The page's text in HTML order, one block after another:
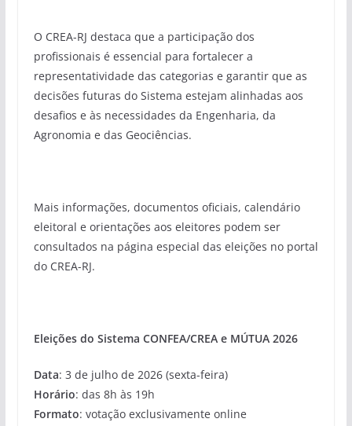
O CREA-RJ destaca que a participação dos
profissionais é essencial para fortalecer a
representatividade das categorias e garantir que as
decisões futuras do Sistema estejam alinhadas aos
desafios e às necessidades da Engenharia, da
Agronomia e das Geociências.
Mais informações, documentos oficiais, calendário
eleitoral e orientações aos eleitores podem ser
consultados na página especial das eleições no portal
do CREA-RJ.
Eleições do Sistema CONFEA/CREA e MÚTUA 2026
Data: 3 de julho de 2026 (sexta-feira)
Horário: das 8h às 19h
Formato: votação exclusivamente online